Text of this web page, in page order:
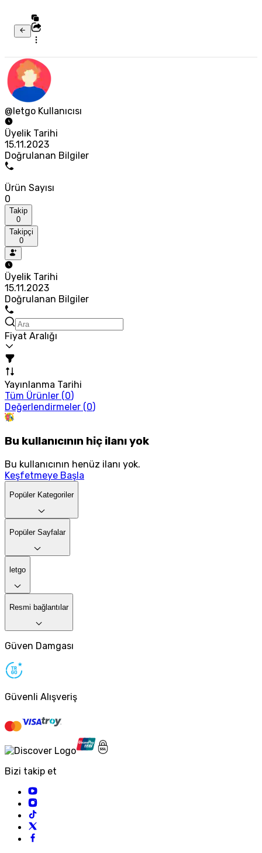
@letgo Kullanıcısı
Üyelik Tarihi
15.11.2023
Doğrulanan Bilgiler
Ürün Sayısı
0
Takip
0
Takipçi
0
Üyelik Tarihi
15.11.2023
Doğrulanan Bilgiler
Fiyat Aralığı
Yayınlanma Tarihi
Tüm Ürünler (0)
Değerlendirmeler (0)
Bu kullanıcının hiç ilanı yok
Bu kullanıcının henüz ilanı yok.
Keşfetmeye Başla
Popüler Kategoriler
Popüler Sayfalar
letgo
Resmi bağlantılar
Güven Damgası
Güvenli Alışveriş
Bizi takip et